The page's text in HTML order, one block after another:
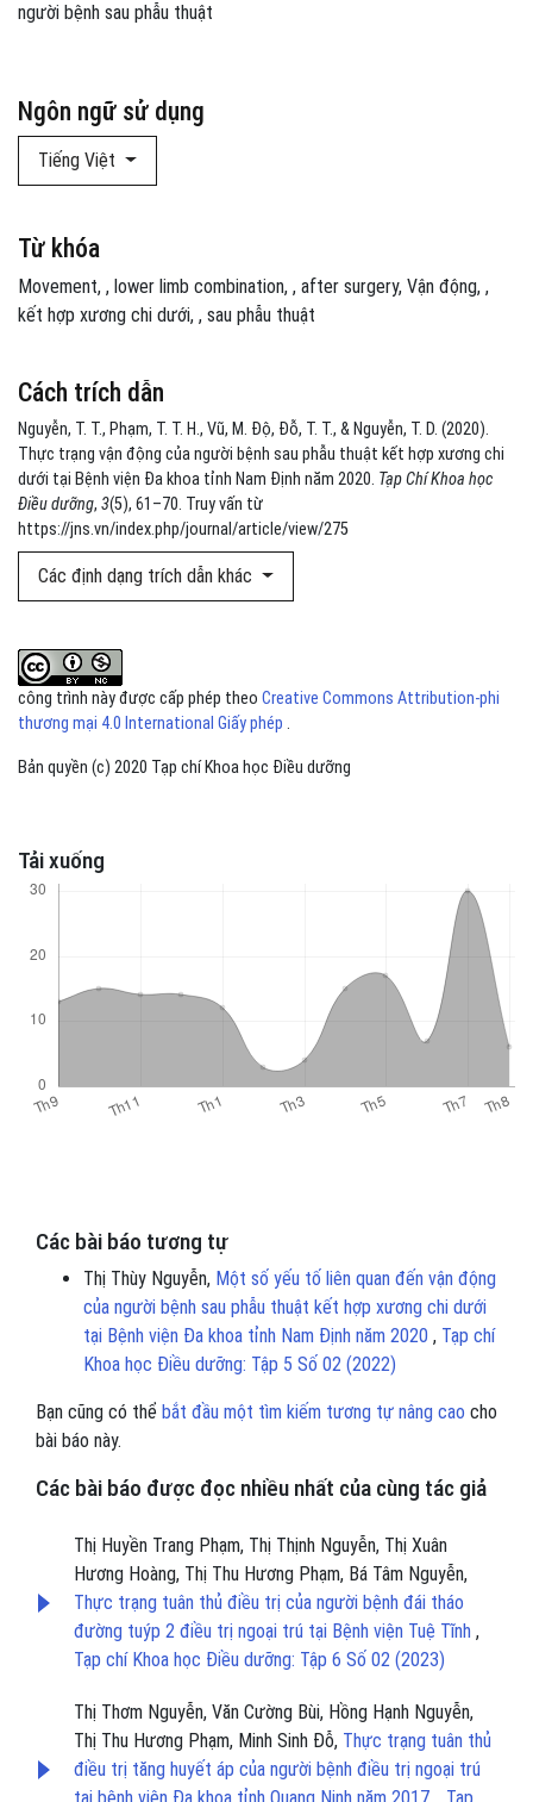
Ngôn ngữ sử dụng
Tiếng Việt
Cách trích dẫn
Nguyễn, T. T., Phạm, T. T. H., Vũ, M. Độ, Đỗ, T. T., & Nguyễn, T. D. (2020).
Thực trạng vận động của người bệnh sau phẫu thuật kết hợp xương chi
dưới tại Bệnh viện Đa khoa tỉnh Nam Định năm 2020. Tạp Chí Khoa học
Điều dưỡng, 3(5), 61–70. Truy vấn từ
https://jns.vn/index.php/journal/article/view/275
Các định dạng trích dẫn khác
Tải xuống
người bệnh sau phẫu thuật
Từ khóa
Movement , lower limb combination , after surgery Vận động ,
kết hợp xương chi dưới , sau phẫu thuật
công trình này được cấp phép theo Creative Commons Attribution-phi
thương mại 4.0 International Giấy phép .
Bản quyền (c) 2020 Tạp chí Khoa học Điều dưỡng
Các bài báo tương tự
Thị Thùy Nguyễn, Một số yếu tố liên quan đến vận động
của người bệnh sau phẫu thuật kết hợp xương chi dưới
tại Bệnh viện Đa khoa tỉnh Nam Định năm 2020 , Tạp chí
Khoa học Điều dưỡng: Tập 5 Số 02 (2022)
Bạn cũng có thể bắt đầu một tìm kiếm tương tự nâng cao cho
bài báo này.
Các bài báo được đọc nhiều nhất của cùng tác giả
Thị Huyền Trang Phạm, Thị Thịnh Nguyễn, Thị Xuân
Hương Hoàng, Thị Thu Hương Phạm, Bá Tâm Nguyễn,
Thực trạng tuân thủ điều trị của người bệnh đái tháo
đường tuýp 2 điều trị ngoại trú tại Bệnh viện Tuệ Tĩnh ,
Tạp chí Khoa học Điều dưỡng: Tập 6 Số 02 (2023)
Thị Thơm Nguyễn, Văn Cường Bùi, Hồng Hạnh Nguyễn,
Thị Thu Hương Phạm, Minh Sinh Đỗ, Thực trạng tuân thủ
điều trị tăng huyết áp của người bệnh điều trị ngoại trú